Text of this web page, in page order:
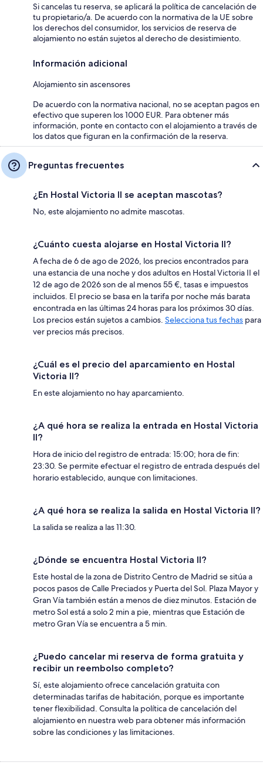
Si cancelas tu reserva, se aplicará la política de cancelación de
tu propietario/a. De acuerdo con la normativa de la UE sobre
los derechos del consumidor, los servicios de reserva de
alojamiento no están sujetos al derecho de desistimiento.
Información adicional
Alojamiento sin ascensores
De acuerdo con la normativa nacional, no se aceptan pagos en
efectivo que superen los 1000 EUR. Para obtener más
información, ponte en contacto con el alojamiento a través de
los datos que figuran en la confirmación de la reserva.
Preguntas frecuentes
¿En Hostal Victoria II se aceptan mascotas?
No, este alojamiento no admite mascotas.
¿Cuánto cuesta alojarse en Hostal Victoria II?
A fecha de 6 de ago de 2026, los precios encontrados para
una estancia de una noche y dos adultos en Hostal Victoria II el
12 de ago de 2026 son de al menos 55 €, tasas e impuestos
incluidos. El precio se basa en la tarifa por noche más barata
encontrada en las últimas 24 horas para los próximos 30 días.
Los precios están sujetos a cambios. Selecciona tus fechas para
ver precios más precisos.
¿Cuál es el precio del aparcamiento en Hostal
Victoria II?
En este alojamiento no hay aparcamiento.
¿A qué hora se realiza la entrada en Hostal Victoria
II?
Hora de inicio del registro de entrada: 15:00; hora de fin:
23:30. Se permite efectuar el registro de entrada después del
horario establecido, aunque con limitaciones.
¿A qué hora se realiza la salida en Hostal Victoria II?
La salida se realiza a las 11:30.
¿Dónde se encuentra Hostal Victoria II?
Este hostal de la zona de Distrito Centro de Madrid se sitúa a
pocos pasos de Calle Preciados y Puerta del Sol. Plaza Mayor y
Gran Vía también están a menos de diez minutos. Estación de
metro Sol está a solo 2 min a pie, mientras que Estación de
metro Gran Vía se encuentra a 5 min.
¿Puedo cancelar mi reserva de forma gratuita y
recibir un reembolso completo?
Sí, este alojamiento ofrece cancelación gratuita con
determinadas tarifas de habitación, porque es importante
tener flexibilidad. Consulta la política de cancelación del
alojamiento en nuestra web para obtener más información
sobre las condiciones y las limitaciones.